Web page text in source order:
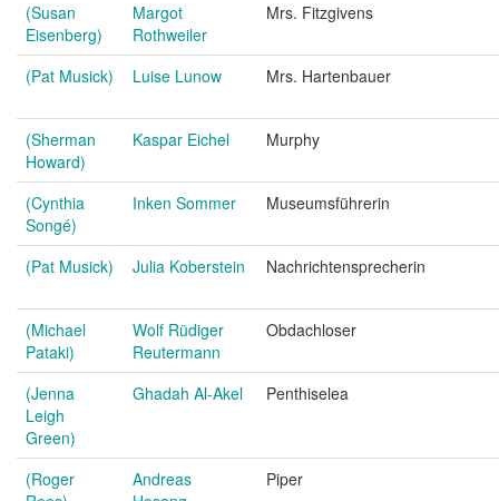
(Susan
Eisenberg)
Margot
Rothweiler
Mrs. Fitzgivens
(Pat Musick) Luise Lunow Mrs. Hartenbauer
(Sherman
Howard)
Kaspar Eichel Murphy
(Cynthia
Songé)
Inken Sommer Museumsführerin
(Pat Musick) Julia Koberstein Nachrichtensprecherin
(Michael
Pataki)
Wolf Rüdiger
Reutermann
Obdachloser
(Jenna
Leigh
Green)
Ghadah Al-Akel Penthiselea
(Roger
Andreas
Piper